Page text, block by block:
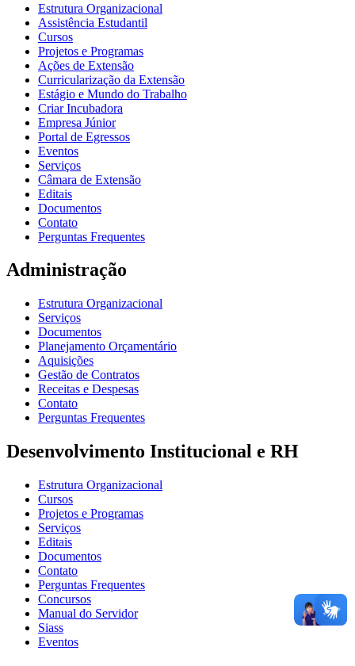
Estrutura Organizacional
Assistência Estudantil
Cursos
Projetos e Programas
Ações de Extensão
Curricularização da Extensão
Estágio e Mundo do Trabalho
Criar Incubadora
Empresa Júnior
Portal de Egressos
Eventos
Serviços
Câmara de Extensão
Editais
Documentos
Contato
Perguntas Frequentes
Administração
Estrutura Organizacional
Serviços
Documentos
Planejamento Orçamentário
Aquisições
Gestão de Contratos
Receitas e Despesas
Contato
Perguntas Frequentes
Desenvolvimento Institucional e RH
Estrutura Organizacional
Cursos
Projetos e Programas
Serviços
Editais
Documentos
Contato
Perguntas Frequentes
Concursos
Manual do Servidor
Siass
Eventos